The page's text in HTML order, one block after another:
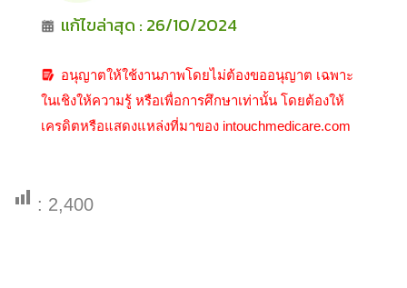
แก้ไขล่าสุด : 26/10/2024
อนุญาตให้ใช้งานภาพโดยไม่ต้องขออนุญาต เฉพาะ
ในเชิงให้ความรู้ หรือเพื่อการศึกษาเท่านั้น โดยต้องให้
เครดิตหรือแสดงแหล่งที่มาของ intouchmedicare.com
: 2,400